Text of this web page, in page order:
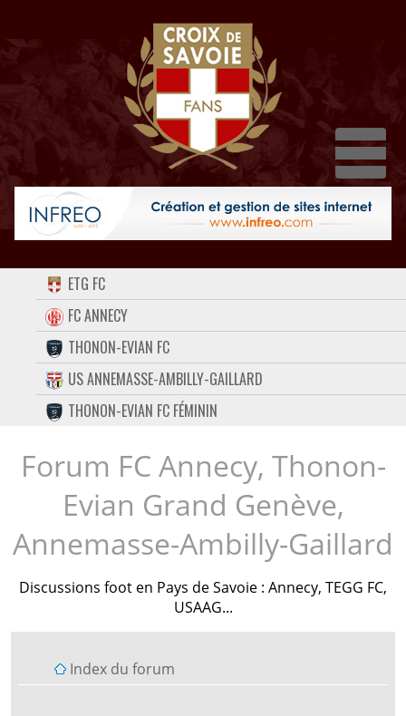
ACCUEIL
FORUM
CONTACT
FACEBOOK
TWITTER
INSTAGRAM
ETG FC
FC ANNECY
THONON-EVIAN FC
US ANNEMASSE-AMBILLY-GAILLARD
THONON-EVIAN FC FÉMININ
Forum FC Annecy, Thonon-
Evian Grand Genève,
Annemasse-Ambilly-Gaillard
Discussions foot en Pays de Savoie : Annecy, TEGG FC,
USAAG...
Index du forum